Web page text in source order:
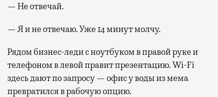
— Не отвечай.
— Я и не отвечаю. Уже 14 минут молчу.
Рядом бизнес-леди с ноутбуком в правой руке и
телефоном в левой правит презентацию. Wi-Fi
здесь дают по запросу — офис у воды из мема
превратился в рабочую опцию.